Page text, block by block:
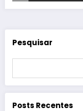
Pesquisar
Posts Recentes